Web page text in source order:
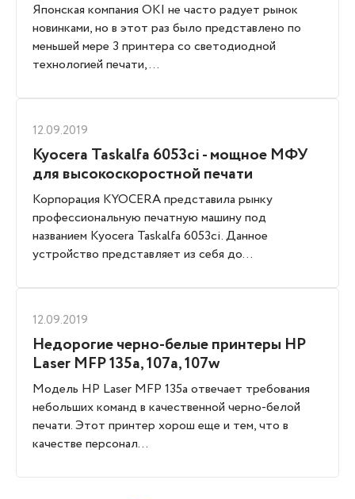
Японская компания OKI не часто радует рынок
новинками, но в этот раз было представлено по
меньшей мере 3 принтера со светодиодной
технологией печати, ...
12.09.2019
Kyocera Taskalfa 6053ci - мощное МФУ
для высокоскоростной печати
Корпорация KYOCERA представила рынку
профессиональную печатную машину под
названием Kyocera Taskalfa 6053ci. Данное
устройство представляет из себя до...
12.09.2019
Недорогие черно-белые принтеры HP
Laser MFP 135a, 107a, 107w
Модель HP Laser MFP 135a отвечает требования
небольших команд в качественной черно-белой
печати. Этот принтер хорош еще и тем, что в
качестве персонал...